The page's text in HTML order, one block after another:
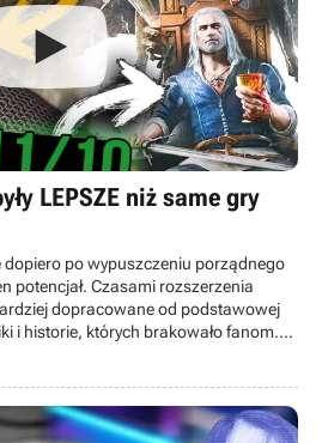
LEPSZE niż same gry
po wypuszczeniu porządnego
potencjał. Czasami rozszerzenia
dopracowane od podstawowej
i historie, których brakowało fanom.
bierzemy pod lupę DLC, które